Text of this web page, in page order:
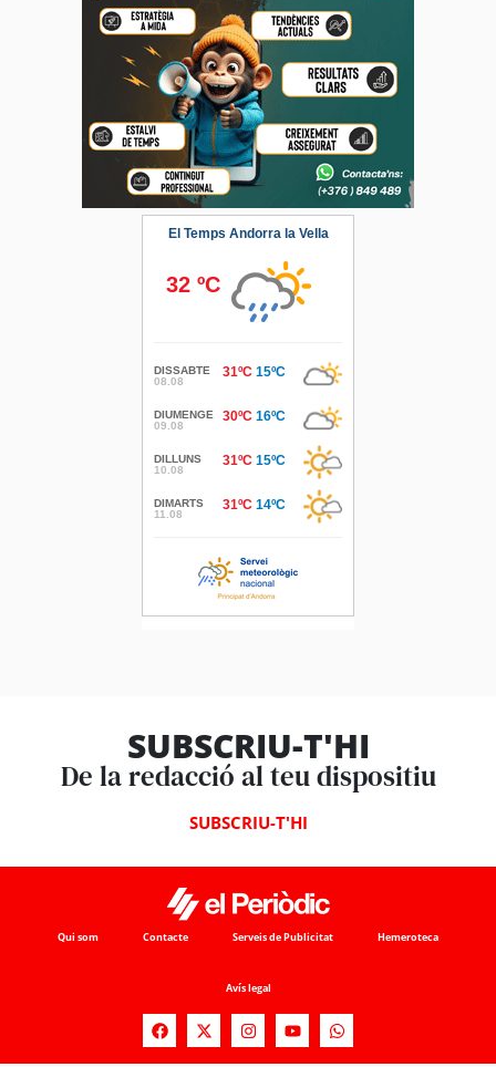
SUBSCRIU-T'HI
De la redacció al teu dispositiu
SUBSCRIU-T'HI
Qui som Contacte Serveis de Publicitat Hemeroteca
Avís legal